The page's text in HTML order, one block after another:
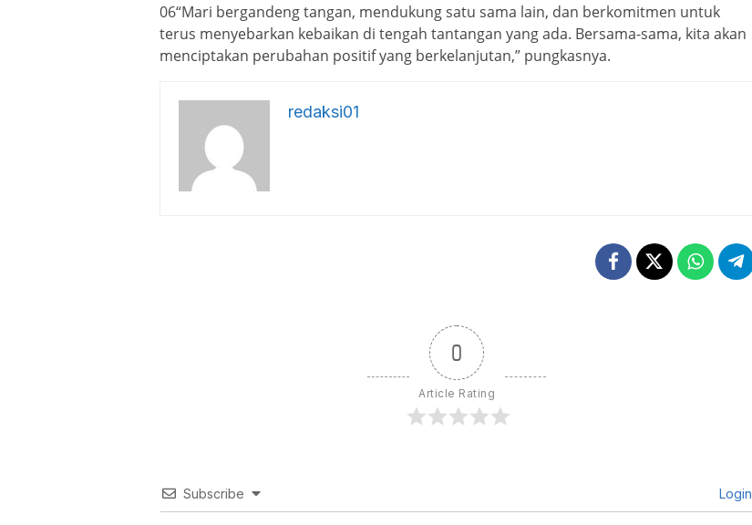
06“Mari bergandeng tangan, mendukung satu sama lain, dan berkomitmen untuk
terus menyebarkan kebaikan di tengah tantangan yang ada. Bersama-sama, kita akan
menciptakan perubahan positif yang berkelanjutan,” pungkasnya.
redaksi01
0
Article Rating
Subscribe Login